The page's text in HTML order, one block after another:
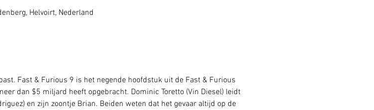
Helvoirt, Nederland
Fast & Furious 9 is het negende hoofdstuk uit de Fast & Furious
dan $5 miljard heeft opgebracht. Dominic Toretto (Vin Diesel) leidt
en zijn zoontje Brian. Beiden weten dat het gevaar altijd op de